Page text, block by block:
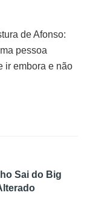
de Afonso:
pessoa
ir embora e não
Sai do Big